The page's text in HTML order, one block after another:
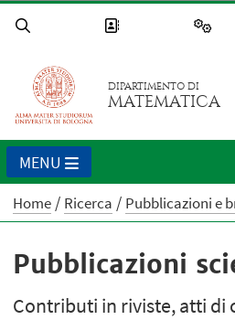
DIPARTIMENTO DI
MATEMATICA
MENU
Home Ricerca Pubblicazioni e
Pubblicazioni
Contributi in riviste, atti di